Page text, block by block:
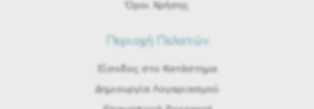
Όροι Χρήσης
Περιοχή Πελατών
Είσοδος στο Κατάστημα
Δημιουργία Λογαριασμού